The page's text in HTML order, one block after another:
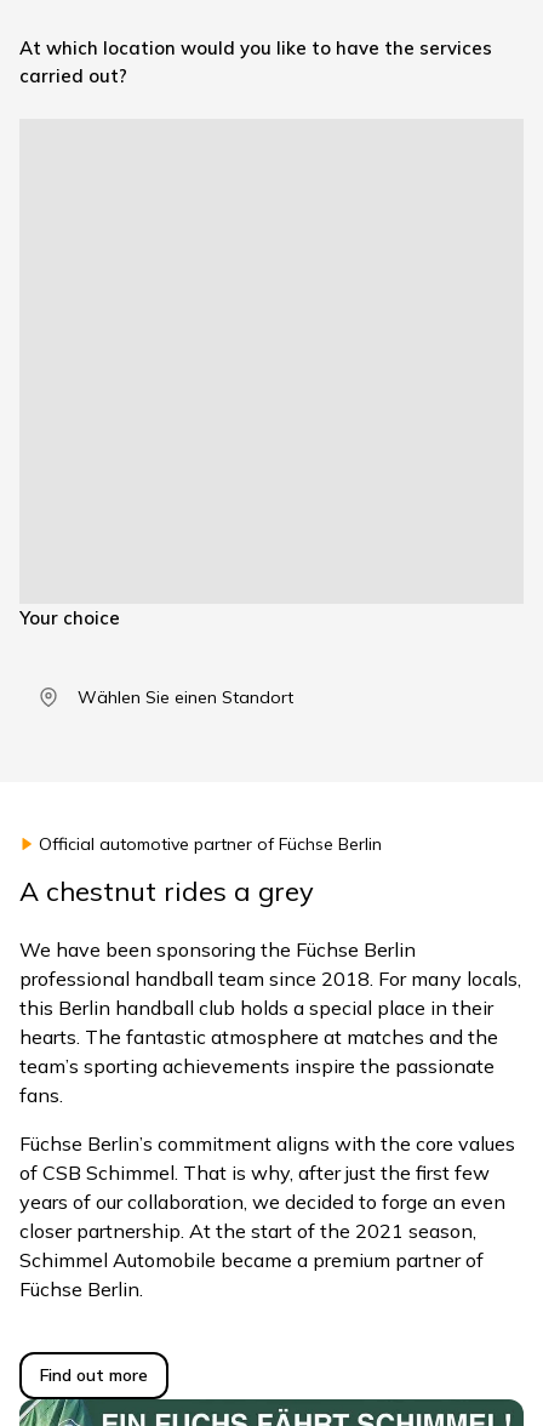
At which location would you like to have the services
carried out?
Your choice
Wählen Sie einen Standort
Official automotive partner of Füchse Berlin
A chestnut rides a grey
We have been sponsoring the Füchse Berlin
professional handball team since 2018. For many locals,
this Berlin handball club holds a special place in their
hearts. The fantastic atmosphere at matches and the
team’s sporting achievements inspire the passionate
fans.
Füchse Berlin’s commitment aligns with the core values
of CSB Schimmel. That is why, after just the first few
years of our collaboration, we decided to forge an even
closer partnership. At the start of the 2021 season,
Schimmel Automobile became a premium partner of
Füchse Berlin.
Find out more